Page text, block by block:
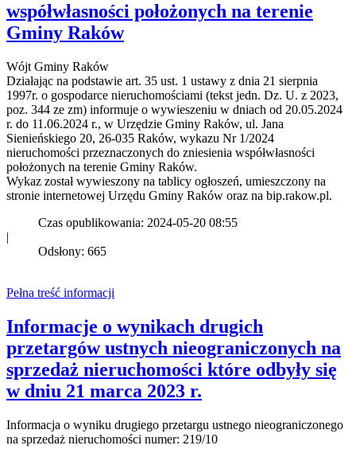
współwłasności położonych na terenie
Gminy Raków
Wójt Gminy Raków
Działając na podstawie art. 35 ust. 1 ustawy z dnia 21 sierpnia
1997r. o gospodarce nieruchomościami (tekst jedn. Dz. U. z 2023,
poz. 344 ze zm) informuje o wywieszeniu w dniach od 20.05.2024
r. do 11.06.2024 r., w Urzędzie Gminy Raków, ul. Jana
Sienieńskiego 20, 26-035 Raków, wykazu Nr 1/2024
nieruchomości przeznaczonych do zniesienia współwłasności
położonych na terenie Gminy Raków.
Wykaz został wywieszony na tablicy ogłoszeń, umieszczony na
stronie internetowej Urzędu Gminy Raków oraz na bip.rakow.pl.
Czas opublikowania: 2024-05-20 08:55
|
Odsłony: 665
Pełna treść informacji
Informacje o wynikach drugich
przetargów ustnych nieograniczonych na
sprzedaż nieruchomości które odbyły się
w dniu 21 marca 2023 r.
Informacja o wyniku drugiego przetargu ustnego nieograniczonego
na sprzedaż nieruchomości numer: 219/10